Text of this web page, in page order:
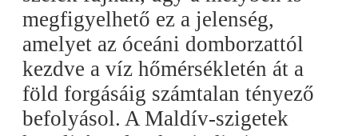
megfigyelhető ez a jelenség,
amelyet az óceáni domborzattól
kezdve a víz hőmérsékletén át a
föld forgásáig számtalan tényező
befolyásol. A Maldív-szigetek